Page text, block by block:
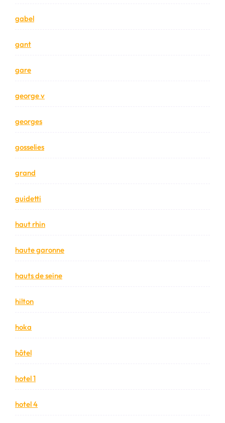
gabel
gant
gare
george v
georges
gosselies
grand
guidetti
haut rhin
haute garonne
hauts de seine
hilton
hoka
hôtel
hotel 1
hotel 4